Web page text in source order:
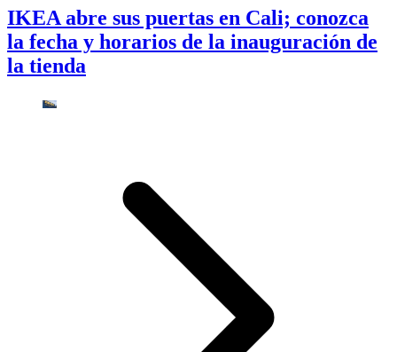
IKEA abre sus puertas en Cali; conozca
la fecha y horarios de la inauguración de
la tienda